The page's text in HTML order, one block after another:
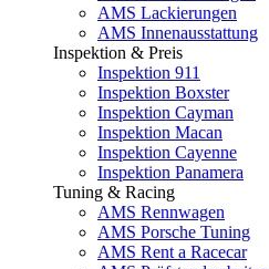
AMS Lackierungen
AMS Innenausstattung
Inspektion & Preis
Inspektion 911
Inspektion Boxster
Inspektion Cayman
Inspektion Macan
Inspektion Cayenne
Inspektion Panamera
Tuning & Racing
AMS Rennwagen
AMS Porsche Tuning
AMS Rent a Racecar